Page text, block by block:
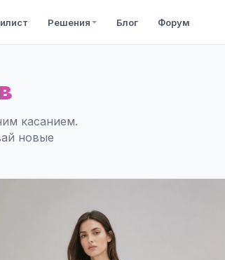
Решения Блог Форум
касанием.
новые